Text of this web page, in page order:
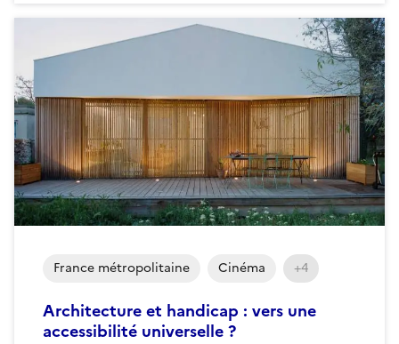
Architecture et handicap : vers une
accessibilité universelle ?
France métropolitaine Cinéma +4